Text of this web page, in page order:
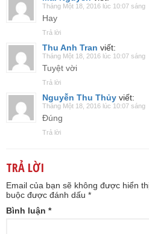
Tháng Một 18, 2016 lúc 10:07 sáng
Hay
Trả lời
Thu Anh Tran viết:
Tháng Một 18, 2016 lúc 10:07 sáng
Tuyệt vời
Trả lời
Nguyễn Thu Thủy viết:
Tháng Một 18, 2016 lúc 10:07 sáng
Đúng
Trả lời
TRẢ LỜI
Email của bạn sẽ không được hiển
buộc được đánh dấu *
Bình luận *